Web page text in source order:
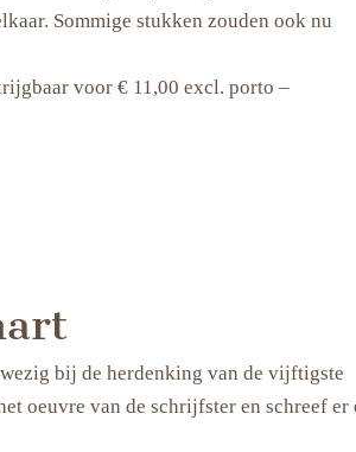
Sommige stukken zouden ook nu
voor € 11,00 excl. porto –
bij de herdenking van de vijftigste
oeuvre van de schrijfster en schreef er